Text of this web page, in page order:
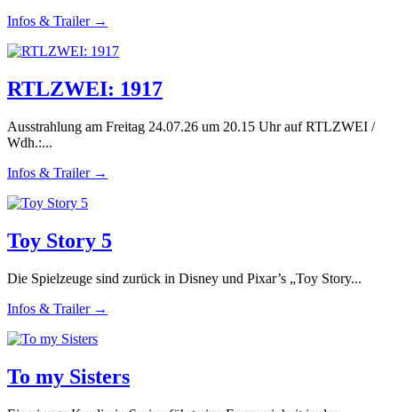
Infos & Trailer →
RTLZWEI: 1917
Ausstrahlung am Freitag 24.07.26 um 20.15 Uhr auf RTLZWEI /
Wdh.:...
Infos & Trailer →
Toy Story 5
Die Spielzeuge sind zurück in Disney und Pixar’s „Toy Story...
Infos & Trailer →
To my Sisters